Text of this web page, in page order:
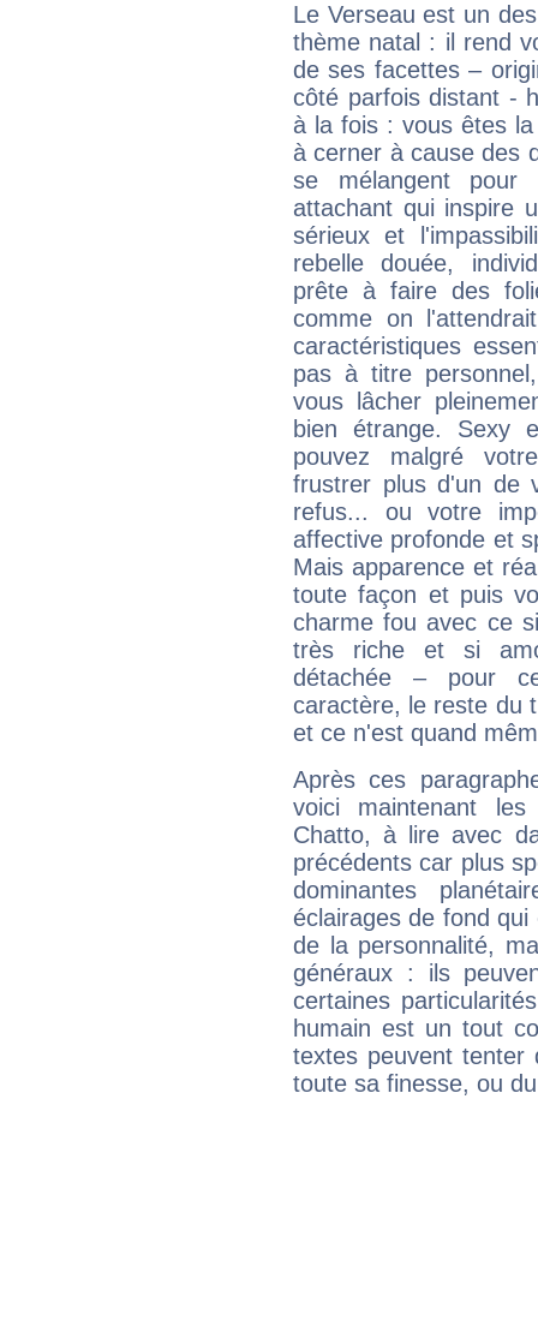
Le Verseau est un
thème natal : il rend
de ses facettes –
côté parfois distant -
à la fois : vous êtes
à cerner à cause des
se mélangent
attachant qui inspire
sérieux et
rebelle douée,
prête à faire des
comme on
caractéristiques
pas à titre
vous lâcher
bien étrange. Sexy
pouvez malgré
frustrer plus d'un de
refus... ou votre
affective profonde et
Mais apparence et
toute façon et puis
charme fou avec ce
très riche et si
détachée – pour
caractère, le reste du
et ce n'est quand
Après ces
voici maintenant
Chatto, à lire avec
précédents car plus
dominantes
éclairages de fond
de la personnalité,
généraux : ils
certaines
humain est un tout
textes peuvent tenter
toute sa finesse, ou